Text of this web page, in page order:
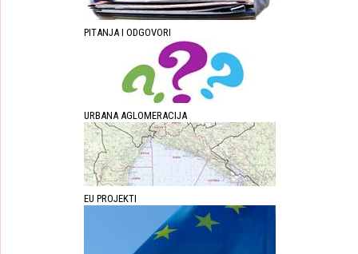
PITANJA I ODGOVORI
URBANA AGLOMERACIJA
EU PROJEKTI